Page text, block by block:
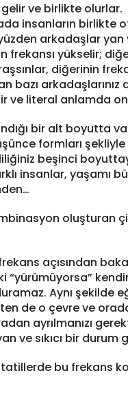
ve birlikte olurlar.
insanların birlikte
arkadaşlar
frekansı yükselir;
diğerinin
arkadaşlarınız
ve literal anlamda
bir alt boyutta
formları
beşinci
insanlar, yaşamı
oluşturan
açısından
“yürümüyorsa”
Aynı şekilde
de o çevre ve
ayrılmanızı
ve sıkıcı bir durum
bu frekans